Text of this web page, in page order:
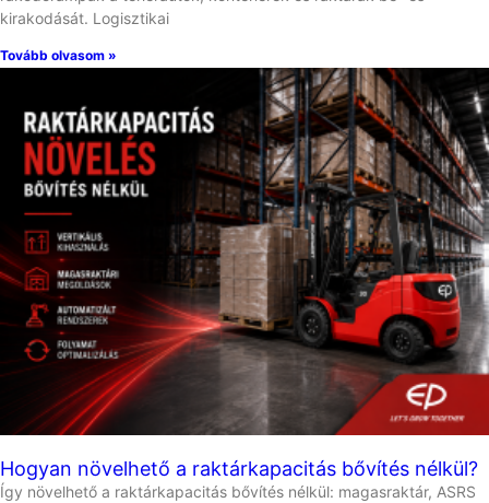
kirakodását. Logisztikai
Tovább olvasom »
Hogyan növelhető a raktárkapacitás bővítés nélkül?
Így növelhető a raktárkapacitás bővítés nélkül: magasraktár, ASRS